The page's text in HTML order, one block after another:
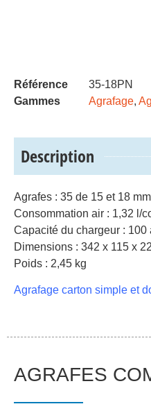
Référence
35-18PN
Gammes
Agrafage,
Description
Agrafes : 35 de 15 et 18 mm
Consommation air : 1,32 l/
Capacité du chargeur : 100
Dimensions : 342 x 115 x
Poids : 2,45 kg
Agrafage carton simple et
AGRAFES